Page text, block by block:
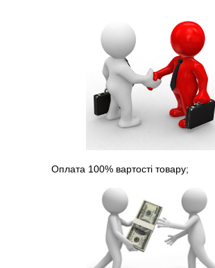
Оплата 100% вартості товару;